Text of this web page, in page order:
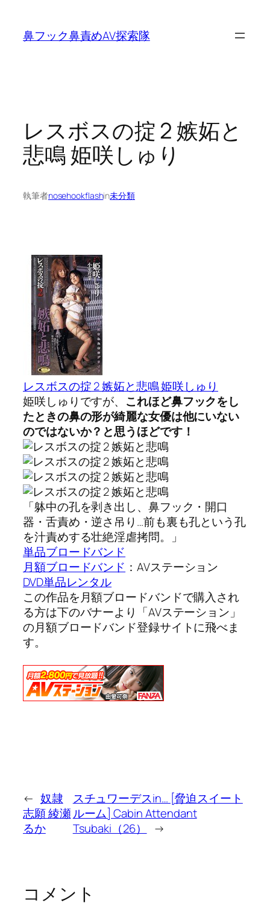
鼻フック鼻責めAV探索隊
レスボスの掟 2 嫉妬と
悲鳴 姫咲しゅり
執筆者nosehookflashin未分類
レスボスの掟 2 嫉妬と悲鳴 姫咲しゅり
姫咲しゅりですが、 これほど鼻フックをし
たときの鼻の形が綺麗な女優は他にいない
のではないか？と思うほどです！
「躰中の孔を剥き出し、鼻フック・開口
器・舌責め・逆さ吊り…前も裏も孔という孔
を汁責めする壮絶淫虐拷問。」
単品ブロードバンド
月額ブロードバンド ：AVステーション
DVD単品レンタル
この作品を月額ブロードバンドで購入され
る方は下のバナーより「AVステーション」
の月額ブロードバンド登録サイトに飛べま
す。
← 奴隷
志願 綾瀬
るか
スチュワーデスin… [脅迫スイート
ルーム] Cabin Attendant
Tsubaki（26）
→
コメント